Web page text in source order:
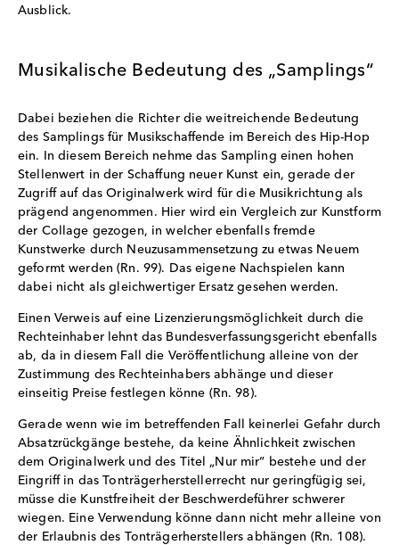
Ausblick.
Musikalische Bedeutung des „Samplings“
Dabei beziehen die Richter die weitreichende Bedeutung
des Samplings für Musikschaffende im Bereich des Hip-Hop
ein. In diesem Bereich nehme das Sampling einen hohen
Stellenwert in der Schaffung neuer Kunst ein, gerade der
Zugriff auf das Originalwerk wird für die Musikrichtung als
prägend angenommen. Hier wird ein Vergleich zur Kunstform
der Collage gezogen, in welcher ebenfalls fremde
Kunstwerke durch Neuzusammensetzung zu etwas Neuem
geformt werden (Rn. 99). Das eigene Nachspielen kann
dabei nicht als gleichwertiger Ersatz gesehen werden.
Einen Verweis auf eine Lizenzierungsmöglichkeit durch die
Rechteinhaber lehnt das Bundesverfassungsgericht ebenfalls
ab, da in diesem Fall die Veröffentlichung alleine von der
Zustimmung des Rechteinhabers abhänge und dieser
einseitig Preise festlegen könne (Rn. 98).
Gerade wenn wie im betreffenden Fall keinerlei Gefahr durch
Absatzrückgänge bestehe, da keine Ähnlichkeit zwischen
dem Originalwerk und des Titel „Nur mir“ bestehe und der
Eingriff in das Tonträgerherstellerrecht nur geringfügig sei,
müsse die Kunstfreiheit der Beschwerdeführer schwerer
wiegen. Eine Verwendung könne dann nicht mehr alleine von
der Erlaubnis des Tonträgerherstellers abhängen (Rn. 108).